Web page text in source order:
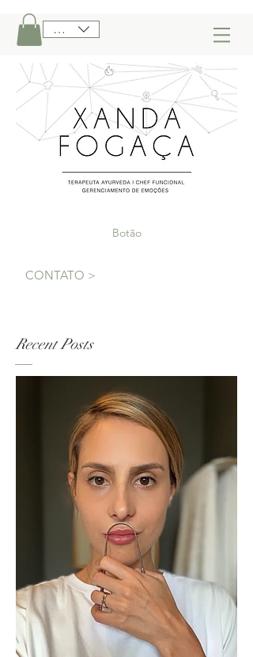
BRL (R$)
Botão
CONTATO >
Recent Posts